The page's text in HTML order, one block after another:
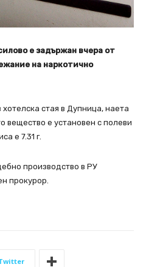
е задържан вчера от
на наркотично
стая в Дупница, наета
вещество е установен с полеви
е 7.31 г.
производство в РУ
прокурор.